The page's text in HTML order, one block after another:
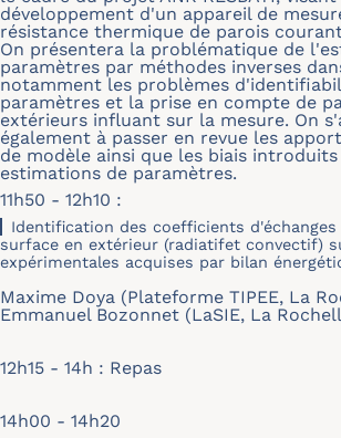
développement d'un appareil de
résistance thermique de parois
On présentera la problématique de
paramètres par méthodes inverses
notamment les problèmes
paramètres et la prise en compte de
extérieurs influant sur la mesure. On
également à passer en revue les
de modèle ainsi que les biais
estimations de paramètres.
11h50 - 12h10 :
Identification des coefficients
surface en extérieur (radiatifet convectif)
expérimentales acquises par bilan
Maxime Doya (Plateforme TIPEE, La
Emmanuel Bozonnet (LaSIE, La
12h15 - 14h : Repas
14h00 - 14h20